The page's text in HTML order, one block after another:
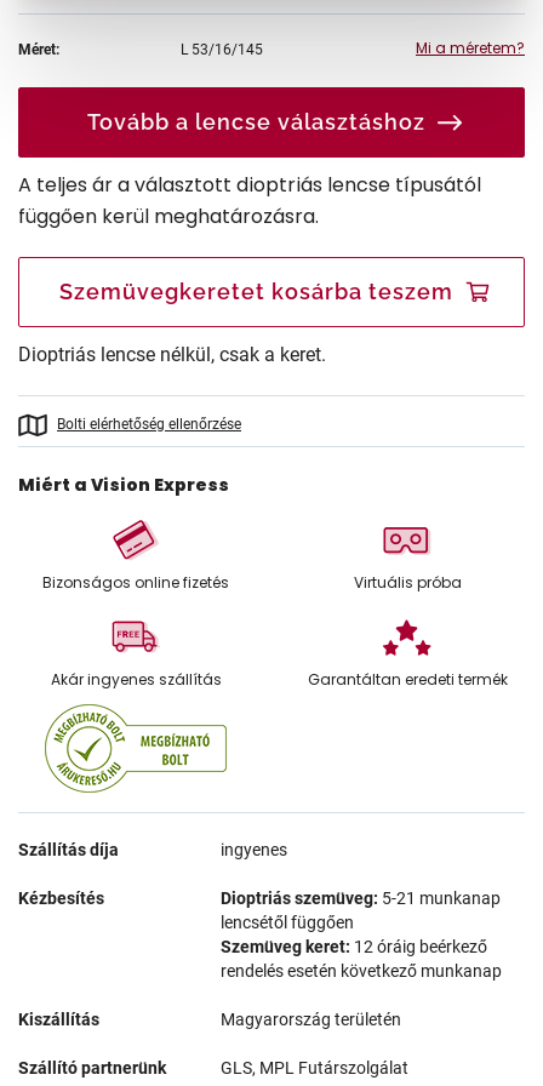
Méret: L 53/16/145 Mi a méretem?
Tovább a lencse választáshoz
A teljes ár a választott dioptriás lencse típusától
függően kerül meghatározásra.
Szemüvegkeretet kosárba teszem
Dioptriás lencse nélkül, csak a keret.
Bolti elérhetőség ellenőrzése
Miért a Vision Express
Bizonságos online fizetés Virtuális próba
Akár ingyenes szállítás Garantáltan eredeti termék
Szállítás díja ingyenes
Kézbesítés Dioptriás szemüveg: 5-21 munkanap
lencsétől függően
Szemüveg keret: 12 óráig beérkező
rendelés esetén következő munkanap
Kiszállítás Magyarország területén
Szállító partnerünk GLS, MPL Futárszolgálat